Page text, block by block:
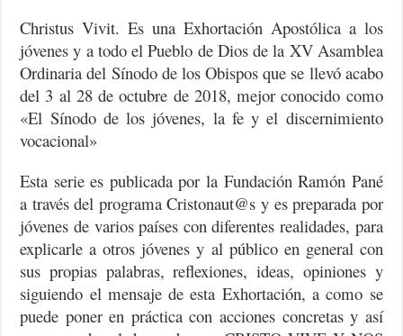
Christus Vivit. Es una Exhortación Apostólica a los
jóvenes y a todo el Pueblo de Dios de la XV Asamblea
Ordinaria del Sínodo de los Obispos que se llevó acabo
del 3 al 28 de octubre de 2018, mejor conocido como
«El Sínodo de los jóvenes, la fe y el discernimiento
vocacional»
Esta serie es publicada por la Fundación Ramón Pané
a través del programa Cristonaut@s y es preparada por
jóvenes de varios países con diferentes realidades, para
explicarle a otros jóvenes y al público en general con
sus propias palabras, reflexiones, ideas, opiniones y
siguiendo el mensaje de esta Exhortación, a como se
puede poner en práctica con acciones concretas y así